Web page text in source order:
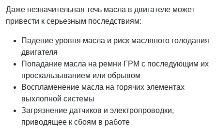
Даже незначительная течь масла в двигателе может
привести к серьезным последствиям:
Падение уровня масла и риск масляного голодания
двигателя
Попадание масла на ремни ГРМ с последующим их
проскальзыванием или обрывом
Воспламенение масла на горячих элементах
выхлопной системы
Загрязнение датчиков и электропроводки,
приводящее к сбоям в работе